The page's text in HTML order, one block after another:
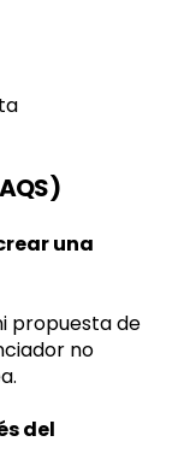
una
propuesta de
no
del